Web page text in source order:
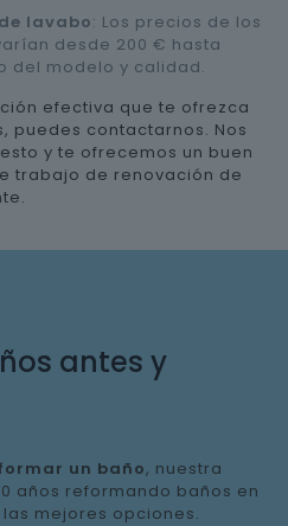
lavabo: Los precios de los
desde 200 € hasta
del modelo y calidad.
efectiva que te ofrezca
puedes contactarnos. Nos
y te ofrecemos un buen
trabajo de renovación de
antes y
un baño, nuestra
años reformando baños en
mejores opciones.